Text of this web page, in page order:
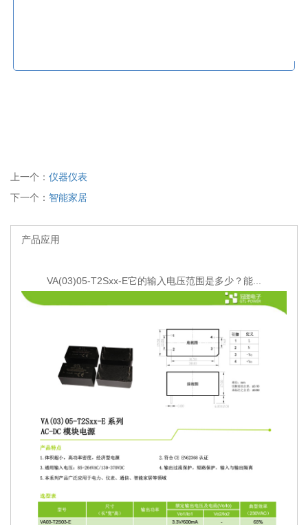
上一个： 仪器仪表
下一个： 智能家居
产品应用
VA(03)05-T2Sxx-E它的输入电压范围是多少？能...